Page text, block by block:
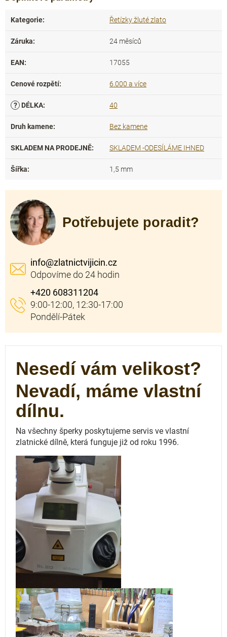
Kategorie: Řetízky žluté zlato
Záruka: 24 měsíců
EAN: 17055
Cenové rozpětí: 6.000 a více
? DÉLKA: 40
Druh kamene: Bez kamene
SKLADEM NA PRODEJNĚ: SKLADEM -ODESÍLÁME IHNED
Šířka: 1,5 mm
Potřebujete poradit?
info@zlatnictvijicin.cz
+420 608311204
Nesedí vám velikost?
Nevadí, máme vlastní
dílnu.
Na všechny šperky poskytujeme servis ve vlastní
zlatnické dílně, která funguje již od roku 1996.